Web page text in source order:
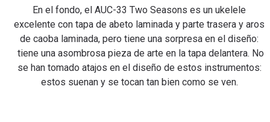
En el fondo, el AUC-33 Two Seasons es un ukelele
excelente con tapa de abeto laminada y parte trasera y aros
de caoba laminada, pero tiene una sorpresa en el diseño:
tiene una asombrosa pieza de arte en la tapa delantera. No
se han tomado atajos en el diseño de estos instrumentos:
estos suenan y se tocan tan bien como se ven.